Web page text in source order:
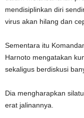
mendisiplinkan diri
virus akan hilang dan
Sementara itu
Harnoto mengatakan
sekaligus berdiskusi
Dia mengharapkan
erat jalinannya.